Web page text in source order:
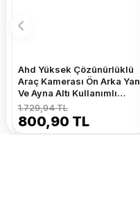
Ahd Yüksek Çözünürlüklü
Araç Kamerası Ön Arka Yan
Ve Ayna Altı Kullanımlı
Kelebek Ve Tampon
Uyumlu
1.729,94 TL
800,90 TL